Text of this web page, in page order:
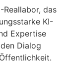
Reallabor, das
KI-
Expertise
Dialog